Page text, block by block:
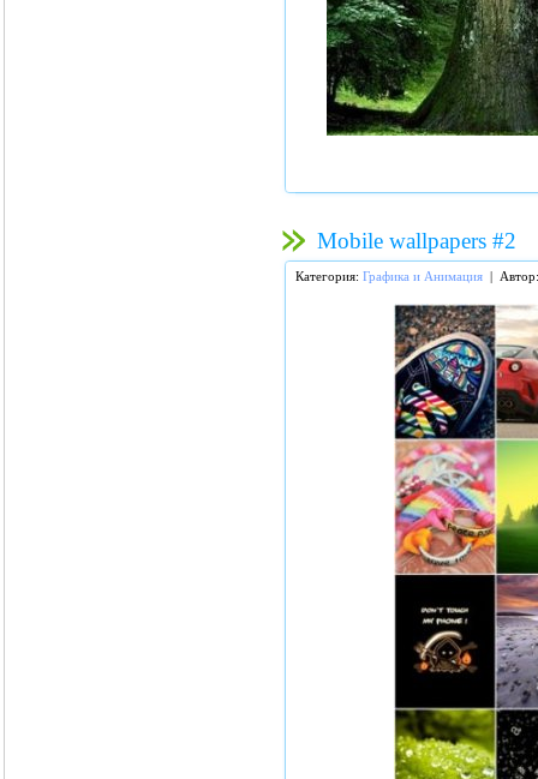
Mobile wallpapers #2
Категория: Графика и Анимация |